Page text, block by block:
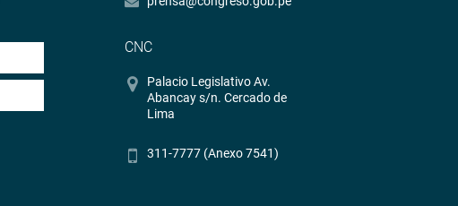
CNC
Palacio Legislativo Av.
Abancay s/n. Cercado de
Lima
311-7777 (Anexo 7541)